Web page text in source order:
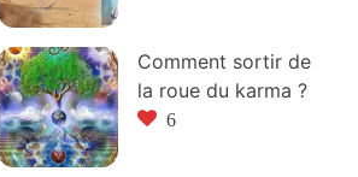
Comment sortir de
la roue du karma ?
6